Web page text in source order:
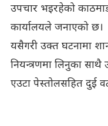
उपचार भइरहेको
कार्यालयले जनाएको छ।
यसैगरी उक्त घटनामा
नियन्त्रणमा लिनुका
एउटा पेस्तोलसहित दुई